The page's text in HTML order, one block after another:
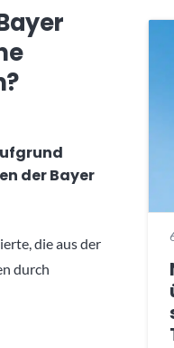
der Bayer
die aus der
durch